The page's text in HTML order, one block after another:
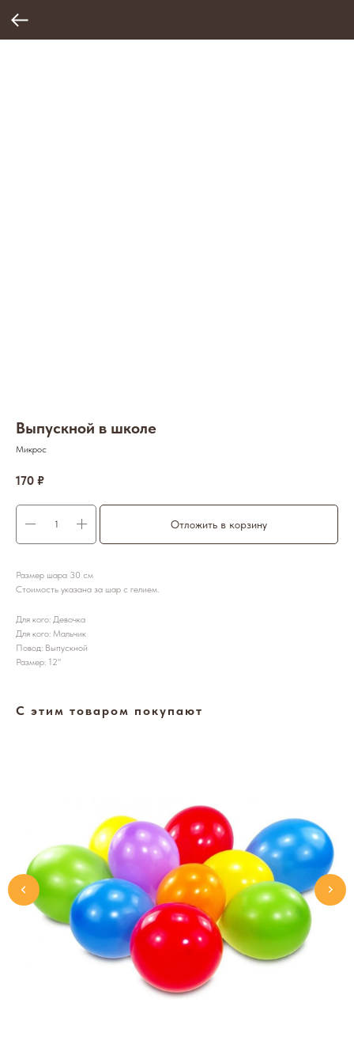
Выпускной в школе
Микрос
170 ₽
Отложить в корзину
Размер шара 30 см
Стоимость указана за шар с гелием.
Для кого: Девочка
Для кого: Мальчик
Повод: Выпускной
Размер: 12"
С этим товаром покупают